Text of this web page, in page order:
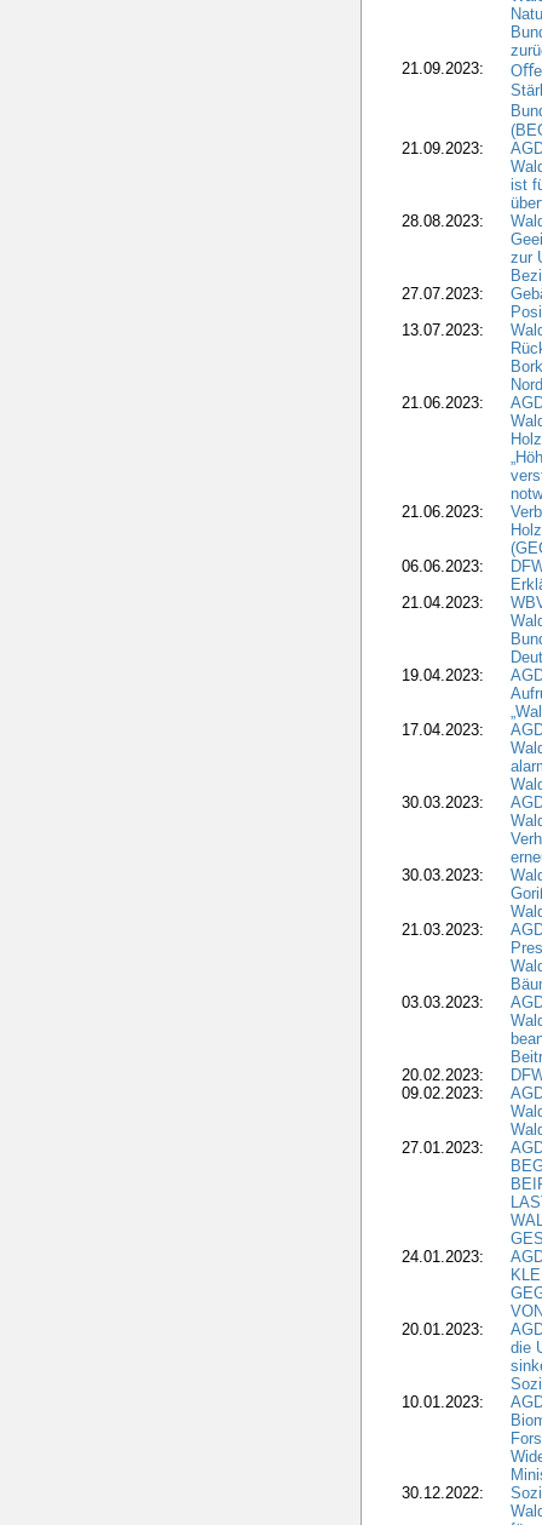
21.09.2023:
21.09.2023:
ist
28.08.2023:
zur
27.07.2023:
13.07.2023:
21.06.2023:
21.06.2023:
06.06.2023:
21.04.2023:
19.04.2023:
17.04.2023:
30.03.2023:
30.03.2023:
21.03.2023:
03.03.2023:
20.02.2023:
09.02.2023:
27.01.2023:
24.01.2023:
20.01.2023:
die
10.01.2023:
30.12.2022: